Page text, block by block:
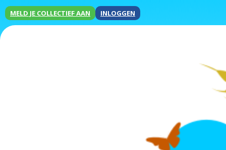
MELD JE COLLECTIEF AAN INLOGGEN